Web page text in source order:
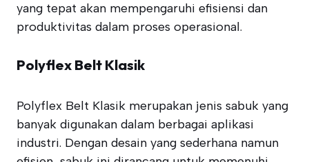
yang tepat akan mempengaruhi efisiensi dan
produktivitas dalam proses operasional.
Polyflex Belt Klasik
Polyflex Belt Klasik merupakan jenis sabuk yang
banyak digunakan dalam berbagai aplikasi
industri. Dengan desain yang sederhana namun